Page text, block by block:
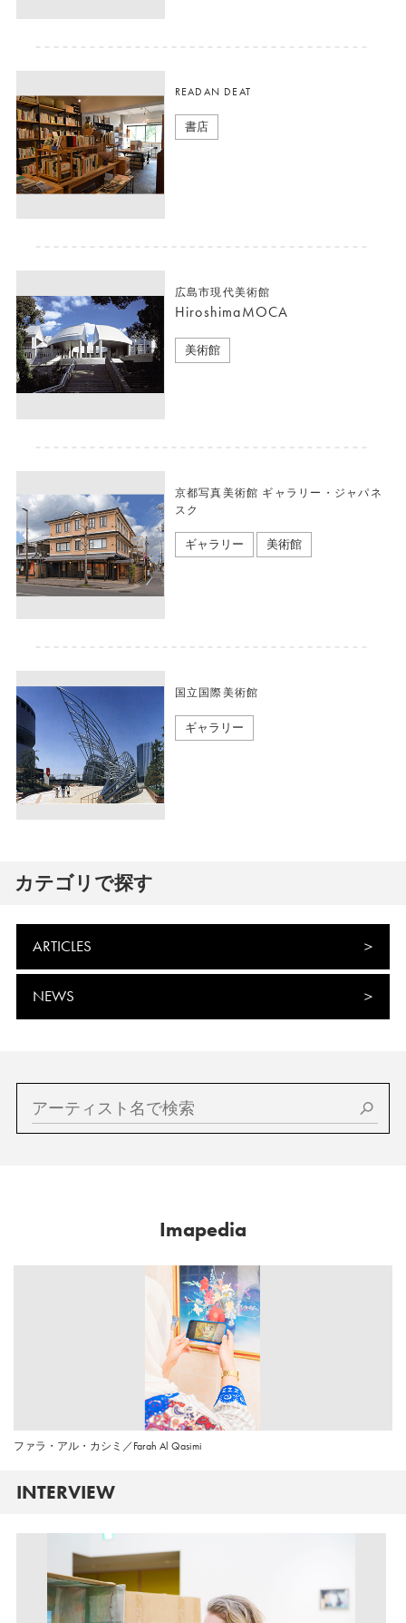
READAN DEAT
書店
広島市現代美術館
HiroshimaMOCA
美術館
京都写真美術館 ギャラリー・ジャパネ
スク
ギャラリー 美術館
国立国際美術館
ギャラリー
カテゴリで探す
ARTICLES
NEWS
Imapedia
ファラ・アル・カシミ／Farah Al Qasimi
INTERVIEW